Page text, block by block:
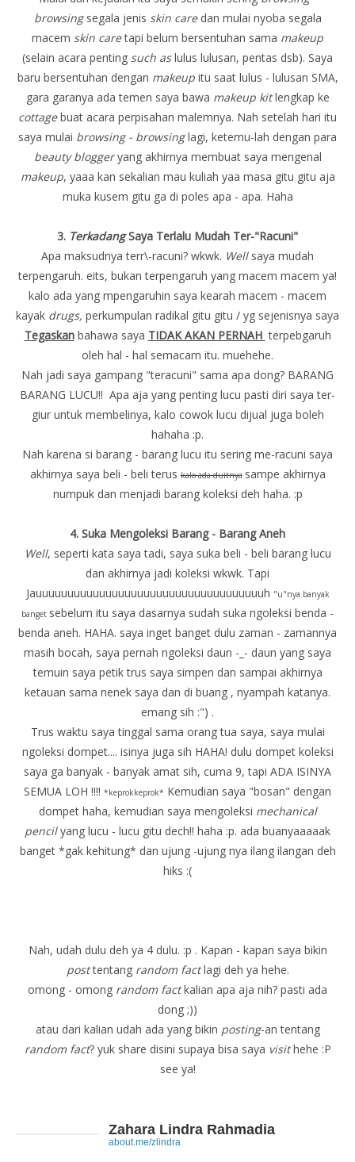
browsingsegala jenis skin caredan mulai nyoba segala
macem skin caretapi belum bersentuhan sama makeup
(selain acara penting such aslulus lulusan, pentas dsb). Saya
baru bersentuhan dengan makeupitu saat lulus - lulusan SMA,
gara garanya ada temen saya bawa makeup kitlengkap ke
cottagebuat acara perpisahan malemnya. Nah setelah hari itu
saya mulai browsing - browsinglagi, ketemu-lah dengan para
beauty bloggeryang akhirnya membuat saya mengenal
makeup, yaaa kan sekalian mau kuliah yaa masa gitu gitu aja
muka kusem gitu ga di poles apa - apa. Haha
3. TerkadangSaya Terlalu Mudah Ter-"Racuni"
Apa maksudnya terr\-racuni? wkwk. Wellsaya mudah
terpengaruh. eits, bukan terpengaruh yang macem macem ya!
kalo ada yang mpengaruhin saya kearah macem - macem
kayak drugs, perkumpulan radikal gitu gitu / yg sejenisnya saya
Tegaskanbahawa saya TIDAK AKAN PERNAH terpebgaruh
oleh hal - hal semacam itu. muehehe.
Nah jadi saya gampang "teracuni" sama apa dong? BARANG
BARANG LUCU!! Apa aja yang penting lucu pasti diri saya ter-
giur untuk membelinya, kalo cowok lucu dijual juga boleh
hahaha :p.
Nah karena si barang - barang lucu itu sering me-racuni saya
akhirnya saya beli - beli teruskalo ada duitnya sampe akhirnya
numpuk dan menjadi barang koleksi deh haha. :p
4. Suka Mengoleksi Barang - Barang Aneh
Well, seperti kata saya tadi, saya suka beli - beli barang lucu
dan akhirnya jadi koleksi wkwk. Tapi
Jauuuuuuuuuuuuuuuuuuuuuuuuuuuuuuuuuuuuh "u"nya banyak
banget sebelum itu saya dasarnya sudah suka ngoleksi benda -
benda aneh. HAHA. saya inget banget dulu zaman - zamannya
masih bocah, saya pernah ngoleksi daun -_- daun yang saya
temuin saya petik trus saya simpen dan sampai akhirnya
ketauan sama nenek saya dan di buang , nyampah katanya.
emang sih :") .
Trus waktu saya tinggal sama orang tua saya, saya mulai
ngoleksi dompet.... isinya juga sih HAHA! dulu dompet koleksi
saya ga banyak - banyak amat sih, cuma 9, tapi ADA ISINYA
SEMUA LOH !!!! *keprokkeprok* Kemudian saya "bosan" dengan
dompet haha, kemudian saya mengoleksi mechanical
pencilyang lucu - lucu gitu dech!! haha :p. ada buanyaaaaak
banget *gak kehitung* dan ujung -ujung nya ilang ilangan deh
hiks :(
Nah, udah dulu deh ya 4 dulu. :p . Kapan - kapan saya bikin
posttentang random factlagi deh ya hehe.
omong - omong random factkalian apa aja nih? pasti ada
dong ;))
atau dari kalian udah ada yang bikin posting-an tentang
random fact? yuk share disini supaya bisa saya visithehe :P
see ya!
Zahara Lindra Rahmadia
about.me/zlindra